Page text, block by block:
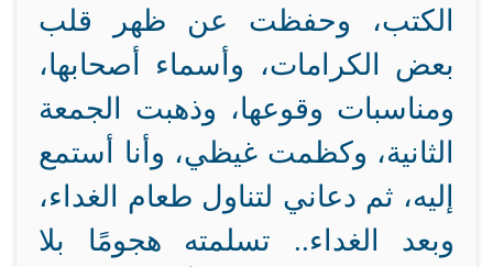
الكتب، وحفظت عن ظهر قلب
بعض الكرامات، وأسماء أصحابها،
ومناسبات وقوعها، وذهبت الجمعة
الثانية، وكظمت غيظي، وأنا أستمع
إليه، ثم دعاني لتناول طعام الغداء،
وبعد الغداء.. تسلمته هجومًا بلا